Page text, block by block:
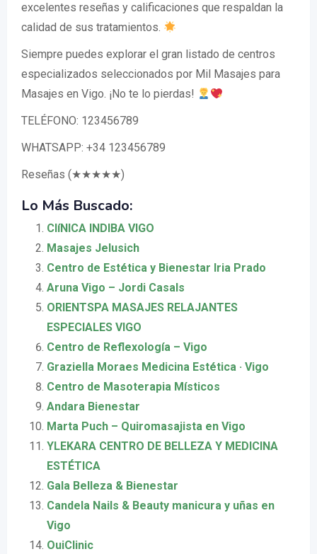
excelentes reseñas y calificaciones que respaldan la
calidad de sus tratamientos.
Siempre puedes explorar el gran listado de centros
especializados seleccionados por Mil Masajes para
Masajes en Vigo. ¡No te lo pierdas!
TELÉFONO: 123456789
WHATSAPP: +34 123456789
Reseñas (★★★★★)
Lo Más Buscado:
ClíNICA INDIBA VIGO
Masajes Jelusich
Centro de Estética y Bienestar Iria Prado
Aruna Vigo – Jordi Casals
ORIENTSPA MASAJES RELAJANTES
ESPECIALES VIGO
Centro de Reflexología – Vigo
Graziella Moraes Medicina Estética · Vigo
Centro de Masoterapia Místicos
Andara Bienestar
Marta Puch – Quiromasajista en Vigo
YLEKARA CENTRO DE BELLEZA Y MEDICINA
ESTÉTICA
Gala Belleza & Bienestar
Candela Nails & Beauty manicura y uñas en
Vigo
OuiClinic